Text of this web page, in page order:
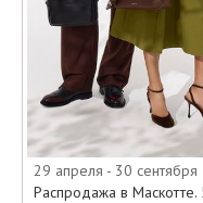
29 апреля - 30 сентября
Распродажа в